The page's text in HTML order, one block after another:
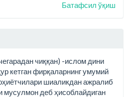
Батафсил ўқиш
чиққан) -ислом дини
кетган фирқаларнинг умумий
шиаликдан ажралиб
мусулмон деб ҳисоблайдиган